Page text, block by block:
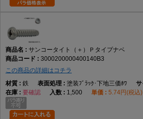
サンコータイト（＋）Ｐタイプナベ
3000200000400140B3
この商品の詳細はコチラ
鉄
塗装ﾌﾞﾗｯｸ･下地三価ﾎﾜ
要確認
1,500 5.74円(税込)